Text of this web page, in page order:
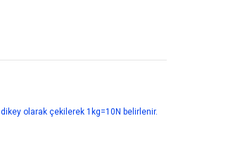
dikey olarak çekilerek 1kg=10N belirlenir.